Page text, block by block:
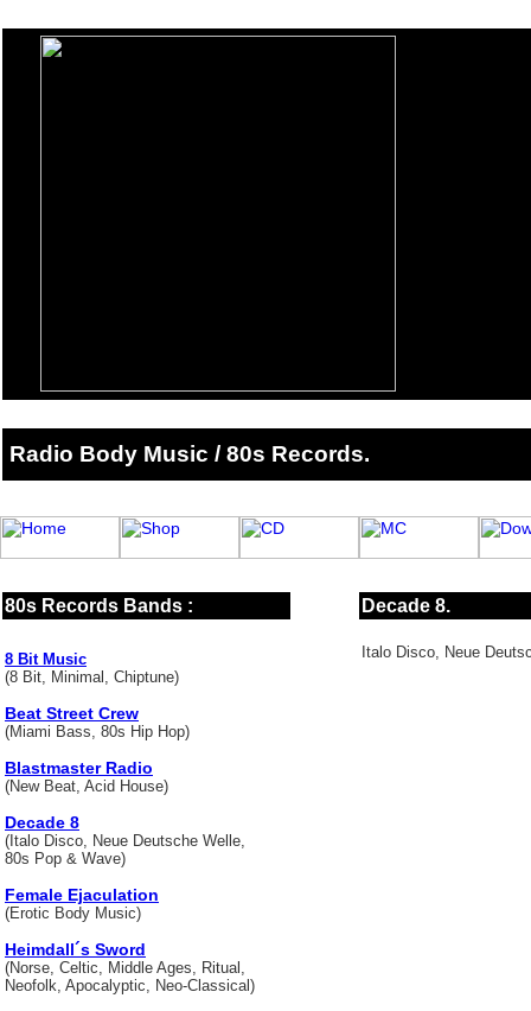
Radio Body Music / 80s Records.
80s Records Bands :
8 Bit Music
(8 Bit, Minimal, Chiptune)
Beat Street Crew
(Miami Bass, 80s Hip Hop)
Blastmaster Radio
(New Beat, Acid House)
Decade 8
(Italo Disco, Neue Deutsche Welle,
80s Pop & Wave)
Female Ejaculation
(Erotic Body Music)
Heimdall´s Sword
(Norse, Celtic, Middle Ages, Ritual,
Neofolk, Apocalyptic, Neo-Classical)
Decade 8.
Italo Disco, Neue